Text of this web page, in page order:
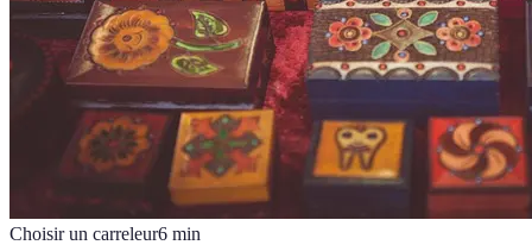
Choisir un carreleur6 min